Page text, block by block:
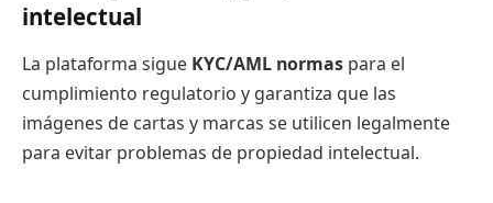
intelectual
La plataforma sigue KYC/AML normas para el
cumplimiento regulatorio y garantiza que las
imágenes de cartas y marcas se utilicen legalmente
para evitar problemas de propiedad intelectual.